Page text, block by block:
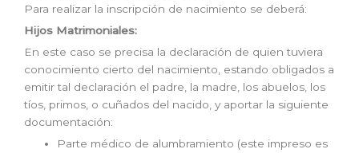
Para realizar la inscripción de nacimiento se deberá:
Hijos Matrimoniales:
En este caso se precisa la declaración de quien tuviera
conocimiento cierto del nacimiento, estando obligados a
emitir tal declaración el padre, la madre, los abuelos, los
tíos, primos, o cuñados del nacido, y aportar la siguiente
documentación:
Parte médico de alumbramiento (este impreso es